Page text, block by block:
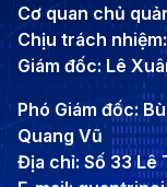
Cơ quan chủ
Chịu trách nhiệm:
Giám đốc: Lê
Phó Giám đốc:
Quang Vũ
Địa chỉ: Số 33 Lê